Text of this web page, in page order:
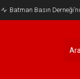
Batman Basın